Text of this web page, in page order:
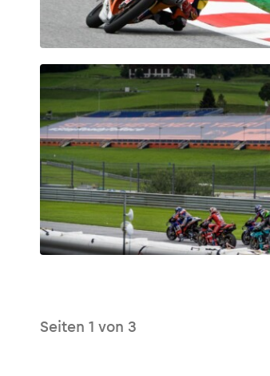
Glossar
Alle anzeigen
Seiten 1 von 3